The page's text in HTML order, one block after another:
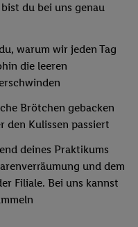
du bei uns genau
warum wir jeden Tag
die leeren
Brötchen gebacken
den Kulissen passiert
deines Praktikums
und dem
Filiale. Bei uns kannst